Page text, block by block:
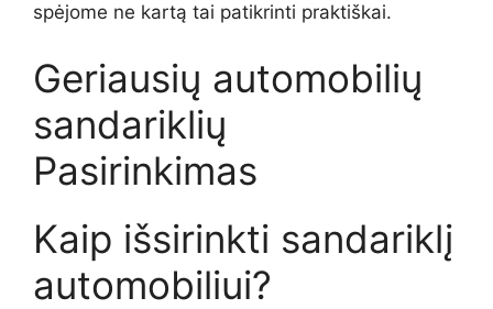
spėjome ne kartą tai patikrinti praktiškai.
Geriausių automobilių
sandariklių
Pasirinkimas
Kaip išsirinkti sandariklį
automobiliui?